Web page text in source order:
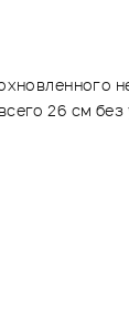
26 см без